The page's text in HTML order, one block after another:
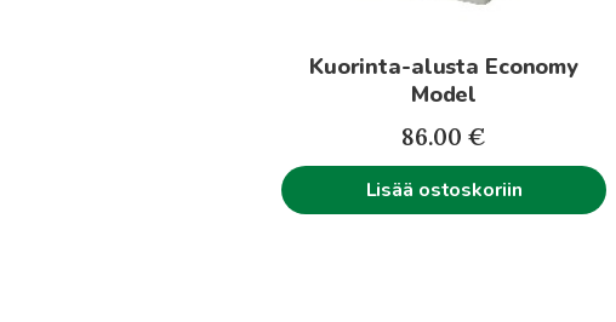
Kuorinta-alusta Economy
Model
86.00 €
Lisää ostoskoriin